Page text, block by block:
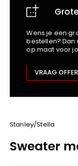
Hydrowear
Jassz
Kariban
M-Safe
OXXA
Premier
ProAct
Promodoro
Wens je een
bestellen?
op maat voor
VRAAG
Stanley/Stella
Sweater